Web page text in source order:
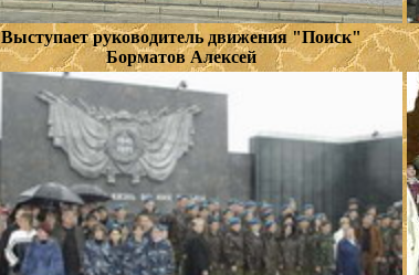
Выступает руководитель движения "Поиск"
Борматов Алексей